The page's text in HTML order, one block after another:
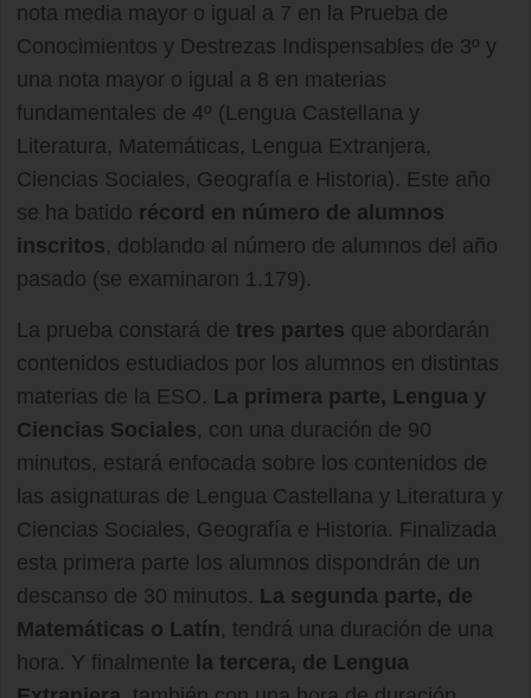
nota media mayor o igual a 7 en la Prueba de
Conocimientos y Destrezas Indispensables de 3º y
una nota mayor o igual a 8 en materias
fundamentales de 4º (Lengua Castellana y
Literatura, Matemáticas, Lengua Extranjera,
Ciencias Sociales, Geografía e Historia). Este año
se ha batido récord en número de alumnos
inscritos, doblando al número de alumnos del año
pasado (se examinaron 1.179).
La prueba constará de tres partes que abordarán
contenidos estudiados por los alumnos en distintas
materias de la ESO. La primera parte, Lengua y
Ciencias Sociales, con una duración de 90
minutos, estará enfocada sobre los contenidos de
las asignaturas de Lengua Castellana y Literatura y
Ciencias Sociales, Geografía e Historia. Finalizada
esta primera parte los alumnos dispondrán de un
descanso de 30 minutos. La segunda parte, de
Matemáticas o Latín, tendrá una duración de una
hora. Y finalmente la tercera, de Lengua